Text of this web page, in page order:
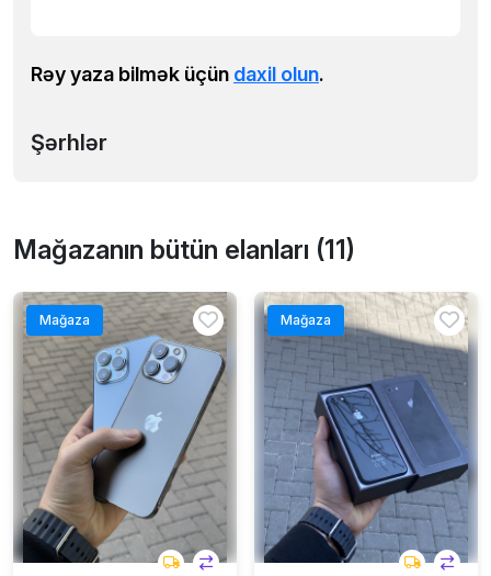
Rəy yaza bilmək üçün daxil olun.
Şərhlər
Mağazanın bütün elanları (11)
Mağaza Mağaza